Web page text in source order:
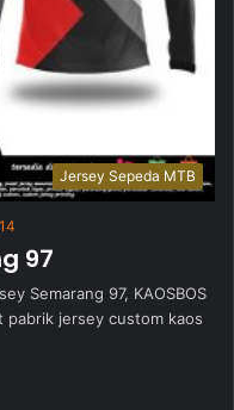
Jersey Sepeda MTB
97
Semarang 97, KAOSBOS
pabrik jersey custom kaos